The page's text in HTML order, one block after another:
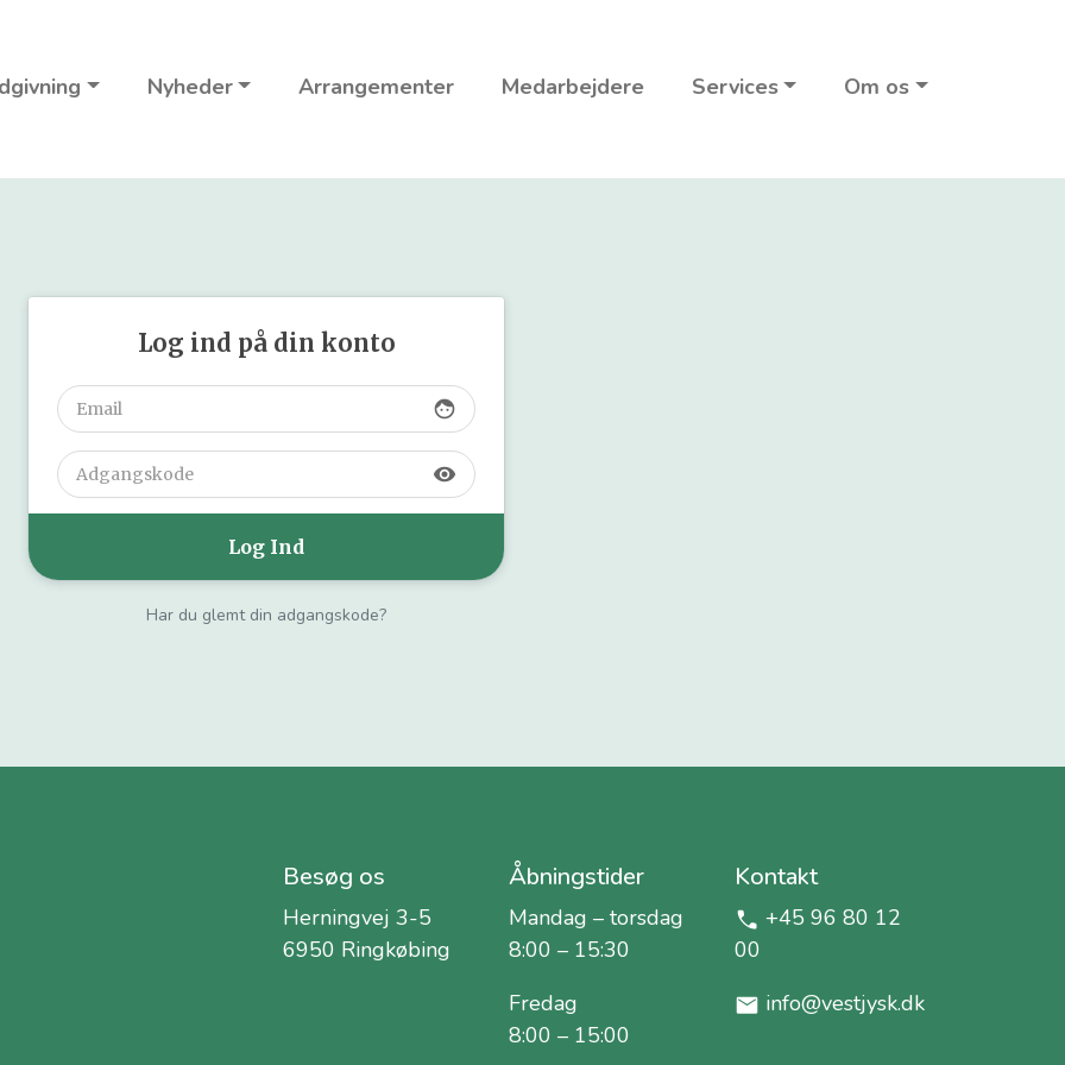
Nyheder Arrangementer Medarbejdere Services Om os
Log ind på din konto
face
visibility
Har du glemt din adgangskode?
Besøg os
Herningvej 3-5
6950 Ringkøbing
Åbningstider
Mandag – torsdag
8:00 – 15:30
Fredag
8:00 – 15:00
Kontakt
+45 96 80 12
00
info@vestjysk.dk